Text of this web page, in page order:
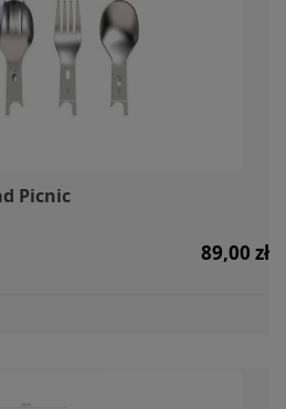
Picnic
89,00 zł